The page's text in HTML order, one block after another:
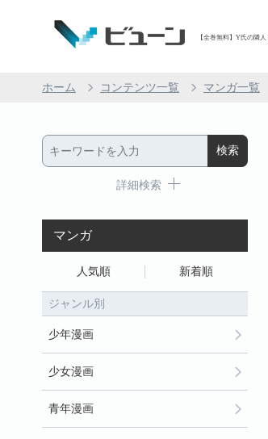
【全巻無料】Y氏の隣
ホーム コンテンツ一覧 マンガ一覧
詳細検索
マンガ
人気順 新着順
ジャンル別
少年漫画
少女漫画
青年漫画